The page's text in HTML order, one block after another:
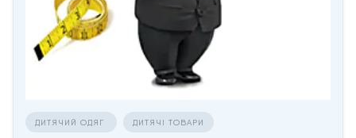
ДИТЯЧИЙ ОДЯГ ДИТЯЧІ ТОВАРИ